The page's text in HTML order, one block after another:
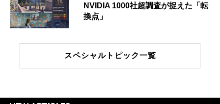
NVIDIA 1000社超調査が捉えた「転
換点」
スペシャルトピック一覧